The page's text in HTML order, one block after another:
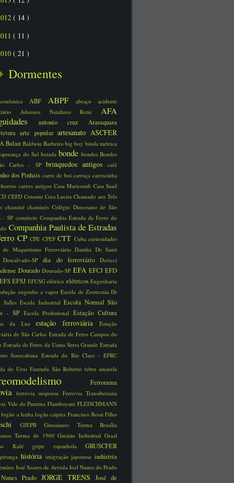
( 14 )
( 11 )
( 21 )
Dormentes
ABF ABPF abraço acidente
Adornos Natalinos Rotiz AFA
antonio cruzAraraquara
arte popular artesanato ASCFER
Balan Baldwin Barbeirobig boy bitola métrica
do Sulboiadabonde bondesBondes
Carlos - SP brinquedos antigoscafé
dos Pinhaiscarro de boicarroçacarrocinha
carros antigos Casa Maricondi Casa Saad
CEFD Censoni Cera LucitaChamado aos Três
chaminéchaminésColégio Diocesano de São
- SP comércio Companhia Estrada de Ferro do
Companhia Paulista de Estradas
CPCPE CPEFCTT Cubacuriosidades
de Maquetismo FerroviárioDamha De Santi
Descalvado-SPdia do ferroviárioDoricci
DouradoDourado-SP EFA EFCJEFD
EFS EFSJ EFUSG elétrico elétricos Engenharia
engenho a vaporEscola de Zootecnia Dr
Salles Escola Industrial Escola Normal São
- SP Escola ProfissionalEstação Cultura
da Luzestação ferroviáriaEstação
de São Carlos Estrada de Ferro Campos do
Estrada de Ferro da Usina Serra Grande Estrada
Sorocabana Estrada do Rio Claro - EFRC
do UrsoFazenda São Roberto febre amarela
Ferrorama
ferrovia suspensa Ferrovia Transiberiana
Vale do PanemaFlamboyantFLEISCHMANN
fogão a lenha fogão caipira Francisco Rossi Filho
GIEPB Ginasianos Turma Brasília
Turma de 1960Ginásio IndustrialGraal
Kafé gripe espanhola GRUSCFER
história imigração japonesa indústria
José Soares de Arruda Joel Nunes do Prado
Prado JORGE TRENS José de